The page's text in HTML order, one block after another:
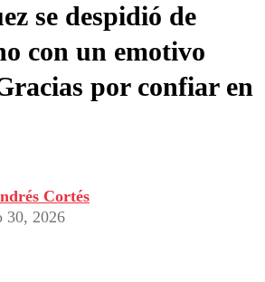
TV
Colo
Internacional
Nacional
se despidió de
con un emotivo
por confiar en
Cortés
30, 2026